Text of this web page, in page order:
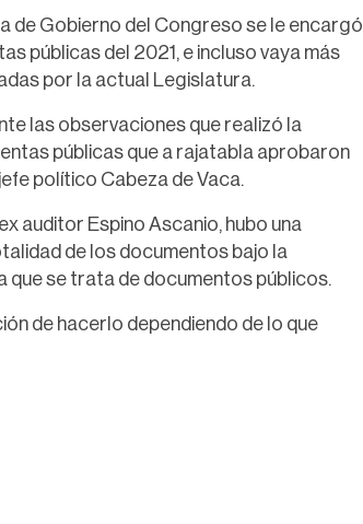
de Gobierno del Congreso se le encargó
públicas del 2021, e incluso vaya más
por la actual Legislatura.
las observaciones que realizó la
públicas que a rajatabla aprobaron
político Cabeza de Vaca.
auditor Espino Ascanio, hubo una
de los documentos bajo la
que se trata de documentos públicos.
de hacerlo dependiendo de lo que